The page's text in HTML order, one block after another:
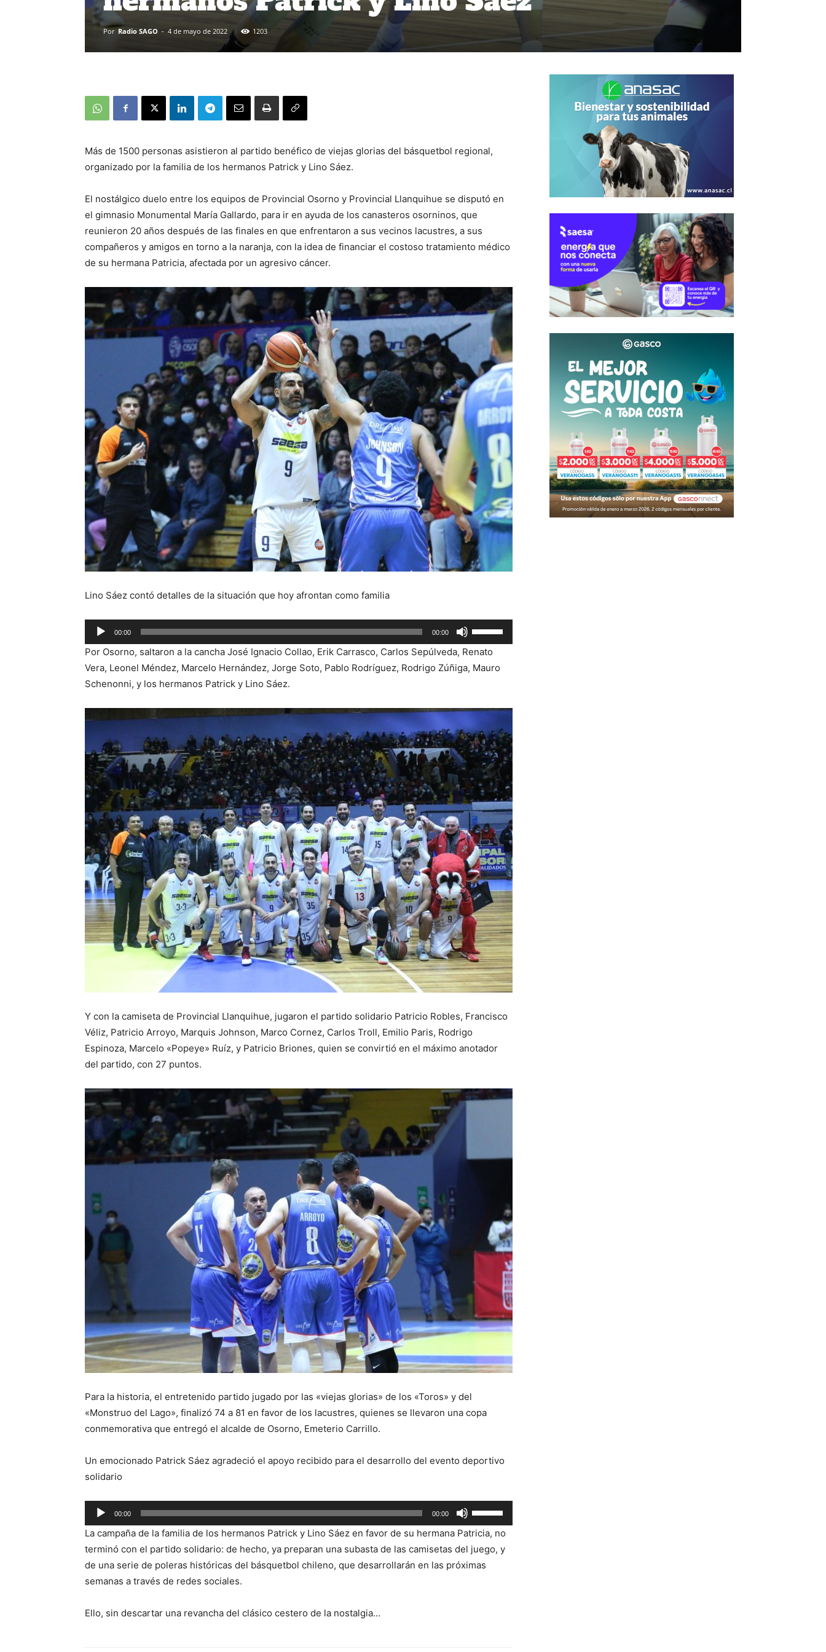
Por Radio SAGO - 4 de mayo de 2022 1203
Más de 1500 personas asistieron al partido benéfico de viejas glorias del básquetbol regional,
organizado por la familia de los hermanos Patrick y Lino Sáez.
El nostálgico duelo entre los equipos de Provincial Osorno y Provincial Llanquihue se disputó en
el gimnasio Monumental María Gallardo, para ir en ayuda de los canasteros osorninos, que
reunieron 20 años después de las finales en que enfrentaron a sus vecinos lacustres, a sus
compañeros y amigos en torno a la naranja, con la idea de financiar el costoso tratamiento médico
de su hermana Patricia, afectada por un agresivo cáncer.
Lino Sáez contó detalles de la situación que hoy afrontan como familia
Reproductor
de
audio
00:00 00:00
las
teclas
de
arriba/abajo
aumentar
o
disminuir
el
volumen.
Por Osorno, saltaron a la cancha José Ignacio Collao, Erik Carrasco, Carlos Sepúlveda, Renato
Vera, Leonel Méndez, Marcelo Hernández, Jorge Soto, Pablo Rodríguez, Rodrigo Zúñiga, Mauro
Schenonni, y los hermanos Patrick y Lino Sáez.
Y con la camiseta de Provincial Llanquihue, jugaron el partido solidario Patricio Robles, Francisco
Véliz, Patricio Arroyo, Marquis Johnson, Marco Cornez, Carlos Troll, Emilio Paris, Rodrigo
Espinoza, Marcelo «Popeye» Ruíz, y Patricio Briones, quien se convirtió en el máximo anotador
del partido, con 27 puntos.
Para la historia, el entretenido partido jugado por las «viejas glorias» de los «Toros» y del
«Monstruo del Lago», finalizó 74 a 81 en favor de los lacustres, quienes se llevaron una copa
conmemorativa que entregó el alcalde de Osorno, Emeterio Carrillo.
Un emocionado Patrick Sáez agradeció el apoyo recibido para el desarrollo del evento deportivo
solidario
Reproductor
de
audio
00:00 00:00
las
teclas
de
flecha
La campaña de la familia de los hermanos Patrick y Lino Sáez en favor de su hermana Patricia, no
terminó con el partido solidario: de hecho, ya preparan una subasta de las camisetas del juego, y
de una serie de poleras históricas del básquetbol chileno, que desarrollarán en las próximas
semanas a través de redes sociales.
Ello, sin descartar una revancha del clásico cestero de la nostalgia…